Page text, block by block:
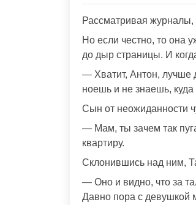
Рассматривая
Но если честно, то она
до дыр страницы. И
— Хватит, Антон, лучше
ноешь и не знаешь, куда
Сын от неожиданности
— Мам, ты зачем так
квартиру.
Склонившись над ним,
— Оно и видно, что за
Давно пора с девушкой